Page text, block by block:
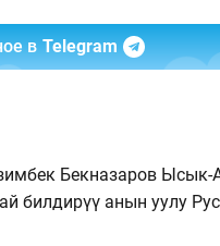
в Telegram
Бекназаров
билдирүү анын уулу